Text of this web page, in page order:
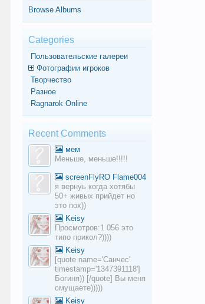
Browse Albums
Categories
Пользовательские галереи
Фотографии игроков
Творчество
Разное
Ragnarok Online
Recent Comments
мем
Меньше, меньше!!!!!
screenFlyRO Flame004
я вернуь когда хотябы
50+ живых прийдет но
это пох))
Keisy
Просмотров:1 056 это
типо прикол?))))
Keisy
[quote name='Санчес'
timestamp='1347391118']
Богиня)) [/quote] Вы меня
смущаете)))))
Keisy